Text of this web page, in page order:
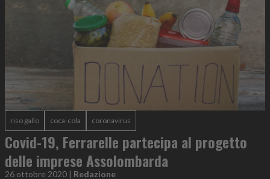
riso gallo coca-cola coronavirus
Covid-19, Ferrarelle partecipa al progetto
delle imprese Assolombarda
26 ottobre 2020 | Redazione